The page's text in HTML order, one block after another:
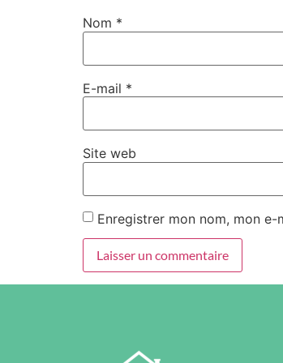
Nom *
E-mail *
Site web
Enregistrer mon nom, mon